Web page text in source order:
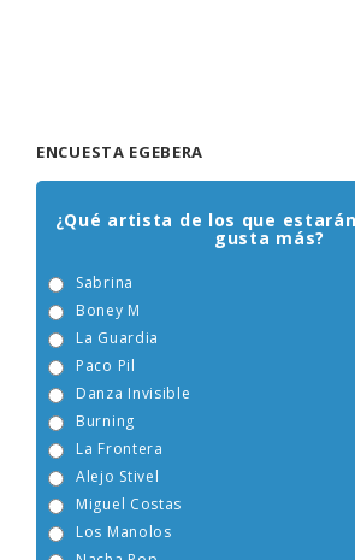
¿Qué artista de los que estarán
gusta más?
Boney M
Burning
Alejo Stivel
Miguel Costas